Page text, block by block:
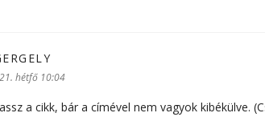
hétfő 10:04
a cikk, bár a címével nem vagyok kibékülve.